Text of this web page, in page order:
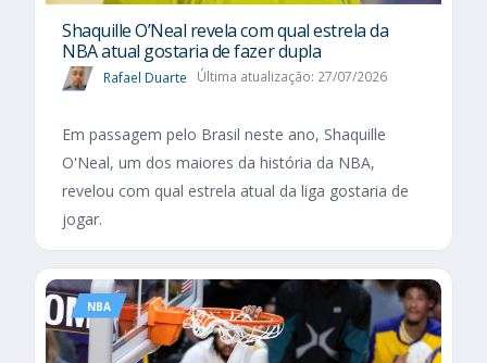
Shaquille O’Neal revela com qual estrela da
NBA atual gostaria de fazer dupla
Rafael Duarte Última atualização: 27/07/2026
Em passagem pelo Brasil neste ano, Shaquille
O'Neal, um dos maiores da história da NBA,
revelou com qual estrela atual da liga gostaria de
jogar.
NBA